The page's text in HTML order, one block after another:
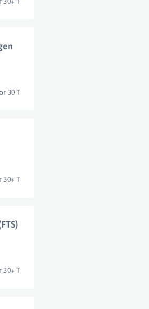
30 T
30+ T
30+ T